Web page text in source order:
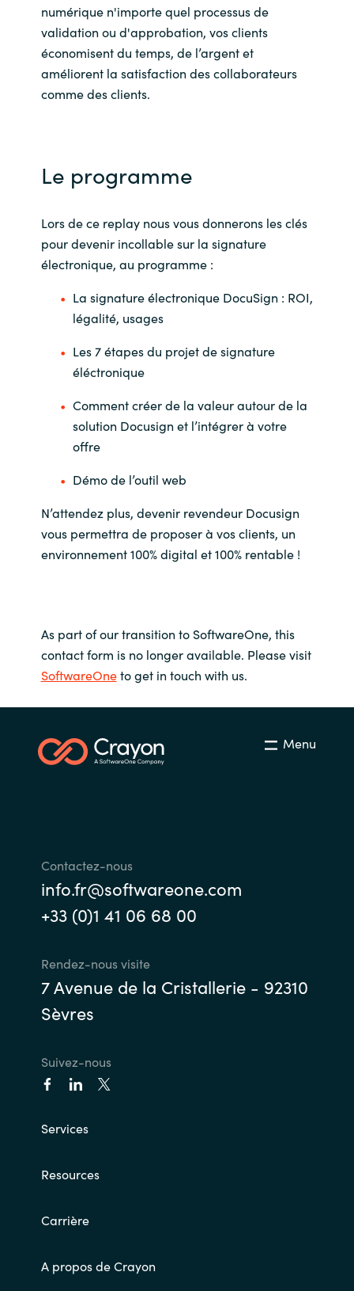
Kuwait
Latvia
Middle East
Netherlands
Norway
Oman
Philippines
Portugal
Serbia
Spain
Sri Lanka
Sweden
United Kingdom
Le programme
numérique n'importe quel processus de
validation ou d'approbation, vos clients
économisent du temps, de l’argent et
améliorent la satisfaction des collaborateurs
comme des clients.
Lors de ce replay nous vous donnerons les clés
pour devenir incollable sur la signature
électronique, au programme :
La signature électronique DocuSign : ROI,
légalité, usages
Les 7 étapes du projet de signature
éléctronique
Comment créer de la valeur autour de la
solution Docusign et l’intégrer à votre
offre
Démo de l’outil web
N’attendez plus, devenir revendeur Docusign
vous permettra de proposer à vos clients, un
environnement 100% digital et 100% rentable !
As part of our transition to SoftwareOne, this
contact form is no longer available. Please visit
SoftwareOneto get in touch with us.
Menu
Contactez-nous
info.fr@softwareone.com
+33 (0)1 41 06 68 00
Rendez-nous visite
7 Avenue de la Cristallerie - 92310
Sèvres
Suivez-nous
Services
Resources
Carrière
A propos de Crayon